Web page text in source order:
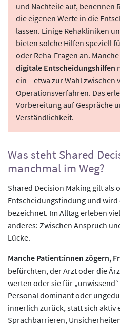
und Nachteile auf, benennen
die eigenen Werte in die
lassen. Einige Rehakliniken
bieten solche Hilfen speziell
oder Reha-Fragen an.
digitale Entscheidungshilfen
ein – etwa zur Wahl zwischen
Operationsverfahren. Das
Vorbereitung auf Gespräche
Verständlichkeit.
Was steht Shared
manchmal im Weg?
Shared Decision Making gilt als
Entscheidungsfindung und wird
bezeichnet. Im Alltag erleben
anderes: Zwischen Anspruch
Lücke.
Manche Patient:innen zögern,
befürchten, der Arzt oder die
werten oder sie für
Personal dominant oder
innerlich zurück, statt sich aktiv
Sprachbarrieren,